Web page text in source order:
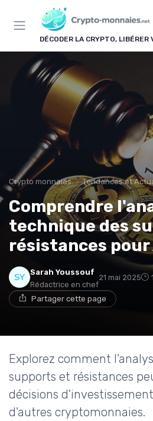
DÉCODER LA CRYPTO, LIBÉRER
Crypto monnaies Tendances et Actualités dans les
Comprendre
technique des
résistances pour
Sarah Youssouf
Rédactrice en chef
21 mai 2025
Partager cette page
Explorez comment
supports et résistances
décisions
d'autres cryptomonnaies.
Panneau de gestion des cookies